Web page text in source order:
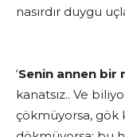
nasırdır duygu
‘Senin annen bir
kanatsız.. Ve
çökmüyorsa, gök